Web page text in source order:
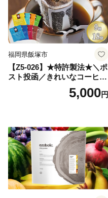
福岡県飯塚市
【Z5-026】★特許製法★＼ポ
スト投函／きれいなコーヒー
ドリップバッグ9種セット(18
袋)ゆうパケットでお届け！
5,000円